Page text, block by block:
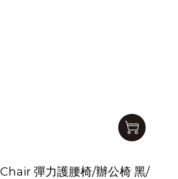
彈力護腰椅/辦公椅 黑/